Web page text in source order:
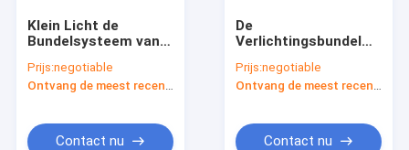
Aluminium fase Truss
Aluminium Vierkante Bundel
Klein Licht de
Bundelsysteem van
Aluminiumstadium
voor Kant van de
Prijs:negotiable
Contact nu
De
Verlichtingsbundel
aluminium6082-t6
Stadium
Prijs:negotiable
Contact nu